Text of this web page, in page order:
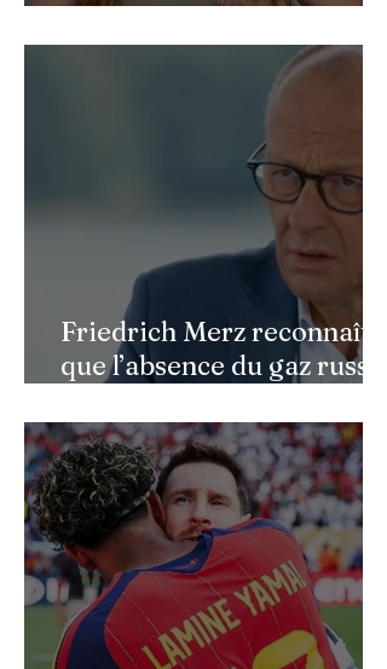
faciale : une renaissance
bouleversante pour ses 16
Friedrich Merz reconnaît
que l’absence du gaz russe
l’économie allemande